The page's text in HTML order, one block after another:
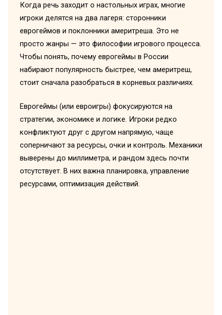
Когда речь заходит о настольных играх, многие
игроки делятся на два лагеря: сторонники
еврогеймов и поклонники америтреша. Это не
просто жанры — это философии игрового процесса.
Чтобы понять, почему еврогеймы в России
набирают популярность быстрее, чем америтреш,
стоит сначала разобраться в корневых различиях.
Еврогеймы (или евроигры) фокусируются на
стратегии, экономике и логике. Игроки редко
конфликтуют друг с другом напрямую, чаще
соперничают за ресурсы, очки и контроль. Механики
выверены до миллиметра, и рандом здесь почти
отсутствует. В них важна планировка, управление
ресурсами, оптимизация действий.